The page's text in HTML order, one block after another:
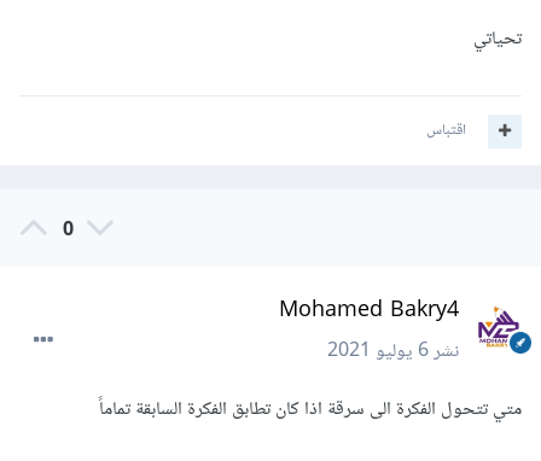
تحياتي
اقتباس
0
Mohamed Bakry4
نشر6 يوليو 2021
متي تتحول الفكرة الى سرقة اذا كان تطابق الفكرة السابقة تماماً